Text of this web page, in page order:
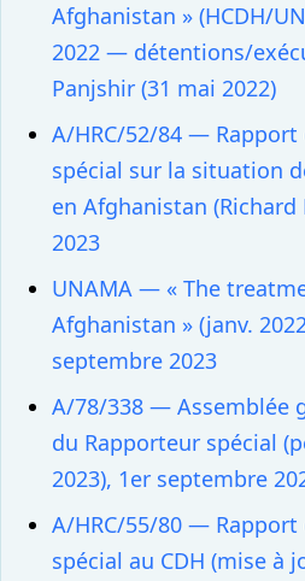
Afghanistan » (HCDH/
2022 — détentions/
Panjshir (31 mai 2022)
A/HRC/52/84 —
spécial sur la situation
en Afghanistan
2023
UNAMA — « The
Afghanistan » (janv.
septembre 2023
A/78/338 — Assemblée
du Rapporteur spécial
2023), 1er septembre
A/HRC/55/80 —
spécial au CDH (mise à